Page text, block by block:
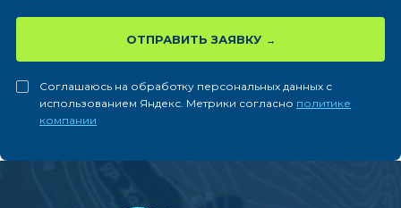
ОТПРАВИТЬ ЗАЯВКУ
Соглашаюсь на обработку персональных данных с
использованием Яндекс. Метрики согласно политике
компании